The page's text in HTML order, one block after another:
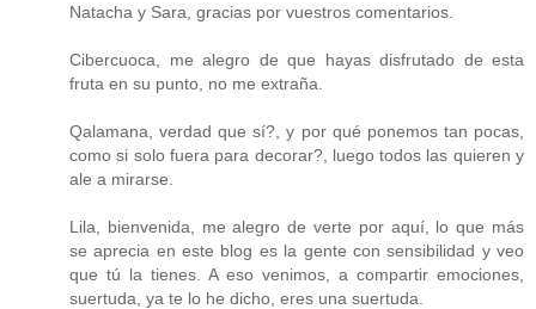
Natacha y Sara, gracias por vuestros comentarios.
Cibercuoca, me alegro de que hayas disfrutado de esta
fruta en su punto, no me extraña.
Qalamana, verdad que sí?, y por qué ponemos tan pocas,
como si solo fuera para decorar?, luego todos las quieren y
ale a mirarse.
Lila, bienvenida, me alegro de verte por aquí, lo que más
se aprecia en este blog es la gente con sensibilidad y veo
que tú la tienes. A eso venimos, a compartir emociones,
suertuda, ya te lo he dicho, eres una suertuda.